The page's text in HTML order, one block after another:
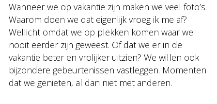
Wanneer we op vakantie zijn maken we veel foto’s.
Waarom doen we dat eigenlijk vroeg ik me af?
Wellicht omdat we op plekken komen waar we
nooit eerder zijn geweest. Of dat we er in de
vakantie beter en vrolijker uitzien? We willen ook
bijzondere gebeurtenissen vastleggen. Momenten
dat we genieten, al dan niet met anderen.